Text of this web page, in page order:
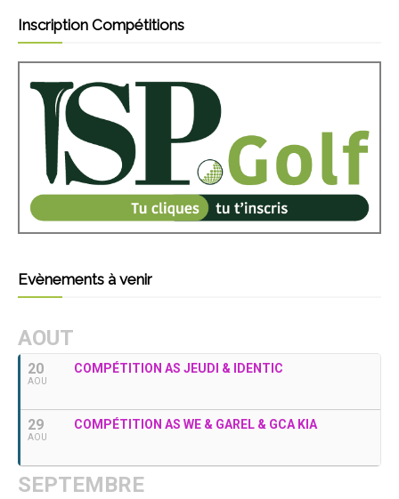
Inscription Compétitions
Evènements à venir
AOUT
20
AOU
COMPÉTITION AS JEUDI & IDENTIC
29
AOU
COMPÉTITION AS WE & GAREL & GCA KIA
SEPTEMBRE